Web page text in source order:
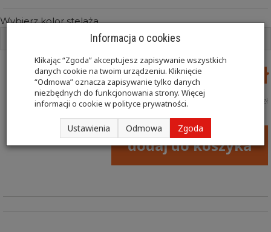
Wybierz kolor stelaża
369,00 zł
Cena netto: 300,00 zł
dodaj do koszyka
Informacja o cookies
Klikając “Zgoda” akceptujesz zapisywanie wszystkich
danych cookie na twoim urządzeniu. Kliknięcie
“Odmowa” oznacza zapisywanie tylko danych
niezbędnych do funkcjonowania strony. Więcej
informacji o cookie wpolityce prywatności.
Ustawienia Odmowa Zgoda